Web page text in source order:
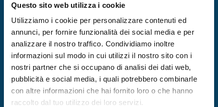
Questo sito web utilizza i cookie
Utilizziamo i cookie per personalizzare contenuti ed
annunci, per fornire funzionalità dei social media e per
analizzare il nostro traffico. Condividiamo inoltre
informazioni sul modo in cui utilizzi il nostro sito con i
nostri partner che si occupano di analisi dei dati web,
pubblicità e social media, i quali potrebbero combinarle
con altre informazioni che hai fornito loro o che hanno
raccolto dal tuo utilizzo dei loro servizi.
materia dall’antimateria. Essendo gli
antinuclei nei raggi cosmici una
componente molto rara, la misura di un
eventuale eccesso potrebbe dare
informazioni sulla natura della materia
oscura. Infatti, le particelle di materia
oscura, nei modelli supersimmetrici alla